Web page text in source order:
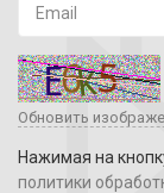
Обновить
Нажимая на
политики